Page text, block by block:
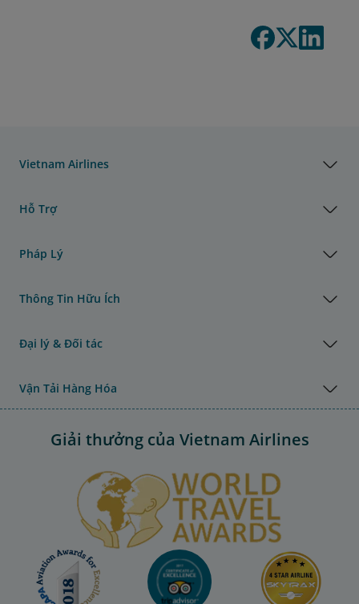
Vietnam Airlines
Hỗ Trợ
Pháp Lý
Thông Tin Hữu Ích
Đại lý & Đối tác
Vận Tải Hàng Hóa
Giải thưởng của Vietnam Airlines